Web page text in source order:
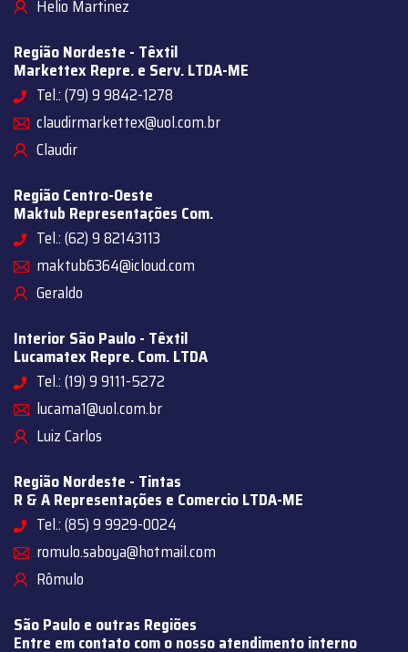
Helio Martinez
Região Nordeste - Têxtil
Markettex Repre. e Serv. LTDA-ME
Tel.: (79) 9 9842-1278
claudirmarkettex@uol.com.br
Claudir
Região Centro-Oeste
Maktub Representações Com.
Tel.: (62) 9 82143113
maktub6364@icloud.com
Geraldo
Interior São Paulo - Têxtil
Lucamatex Repre. Com. LTDA
Tel.: (19) 9 9111-5272
lucama1@uol.com.br
Luiz Carlos
Região Nordeste - Tintas
R & A Representações e Comercio LTDA-ME
Tel.: (85) 9 9929-0024
romulo.saboya@hotmail.com
Rômulo
São Paulo e outras Regiões
Entre em contato com o nosso atendimento interno